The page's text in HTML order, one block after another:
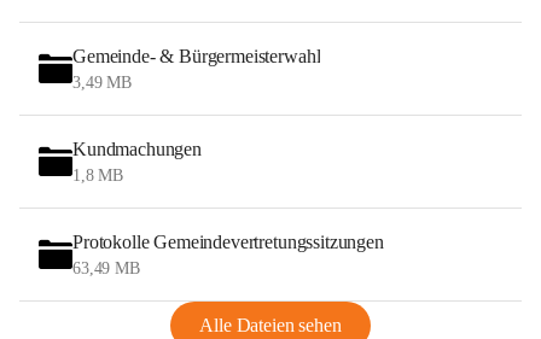
Gemeinde- & Bürgermeisterwahl
3,49 MB
Kundmachungen
1,8 MB
Protokolle Gemeindevertretungssitzungen
63,49 MB
Alle Dateien sehen